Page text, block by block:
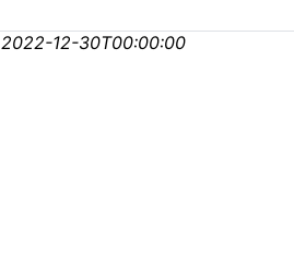
2022-12-30T00:00:00